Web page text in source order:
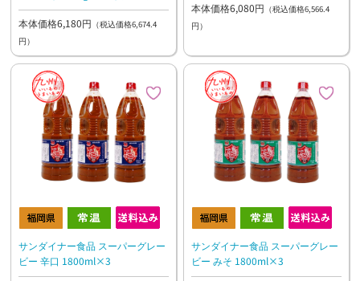
トラバージンオリーブオイル×1)
本体価格6,180円 （税込価格6,674.4
円）
本体価格6,080円 （税込価格6,566.4
円）
サンダイナー食品 スーパーグレー
ビー 辛口 1800ml×3
サンダイナー食品 スーパーグレー
ビー みそ 1800ml×3